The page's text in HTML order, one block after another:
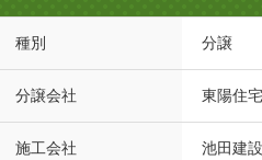
種別 分譲
分譲会社 東陽住
施工会社 池田建設